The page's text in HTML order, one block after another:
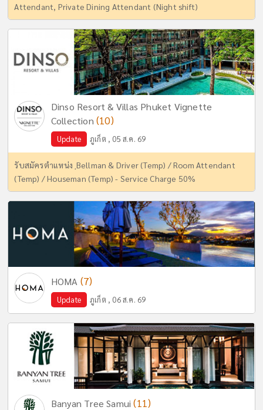
Attendant, Private Dining Attendant (Night shift)
Dinso Resort & Villas Phuket Vignette
Collection (10)
Update ภูเก็ต , 05 ส.ค. 69
รับสมัครตำแหน่ง ฺBellman & Driver (Temp) / Room Attendant
(Temp) / Houseman (Temp) - Service Charge 50%
HOMA (7)
Update ภูเก็ต , 06 ส.ค. 69
Banyan Tree Samui(11)